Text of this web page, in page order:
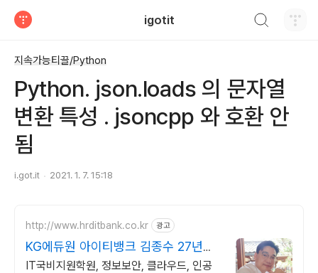
igotit
지속가능티끌/Python
Python. json.loads 의 문자열
변환 특성 . jsoncpp 와 호환 안
됨
i.got.it 2021. 1. 7. 15:18
http://www.hrditbank.co.kr 광고
KG에듀원 아이티뱅크 김종수 27년경
력전문가 IT취업상담
IT국비지원학원, 정보보안, 클라우드, 인공